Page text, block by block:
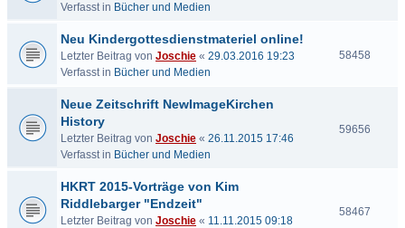
Verfasst in Bücher und Medien
Neu Kindergottesdienstmateriel online!
Letzter Beitrag von Joschie « 29.03.2016 19:23
Verfasst in Bücher und Medien
58458
Neue Zeitschrift NewImageKirchen
History
Letzter Beitrag von Joschie « 26.11.2015 17:46
Verfasst in Bücher und Medien
59656
HKRT 2015-Vorträge von Kim
Riddlebarger "Endzeit"
Letzter Beitrag von Joschie « 11.11.2015 09:18
58467